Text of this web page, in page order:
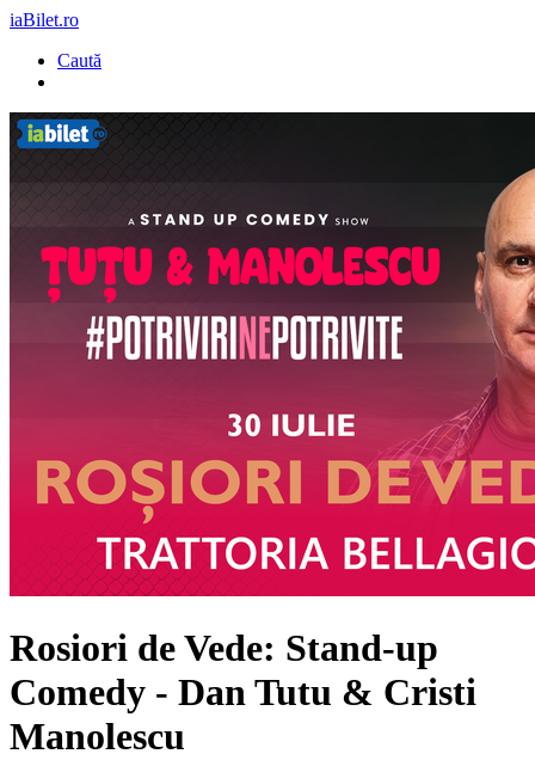
iaBilet.ro
Caută
Rosiori de Vede: Stand-up
Comedy - Dan Tutu & Cristi
Manolescu